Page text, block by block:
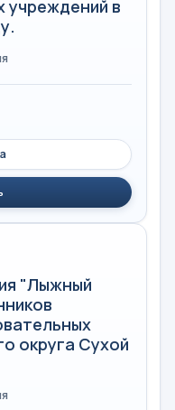
учреждений в
"Лыжный
округа Сухой